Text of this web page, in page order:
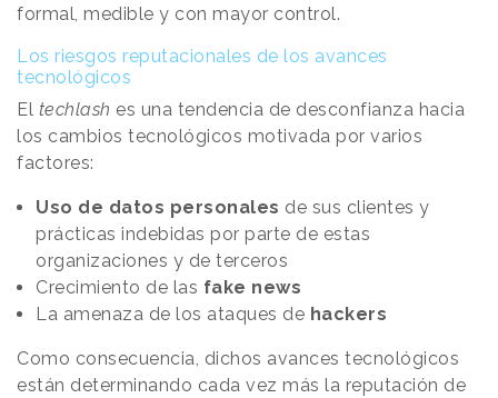
formal, medible y con mayor control.
Los riesgos reputacionales de los avances
tecnológicos
El techlash es una tendencia de desconfianza hacia
los cambios tecnológicos motivada por varios
factores:
Uso de datos personales de sus clientes y
prácticas indebidas por parte de estas
organizaciones y de terceros
Crecimiento de las fake news
La amenaza de los ataques de hackers
Como consecuencia, dichos avances tecnológicos
están determinando cada vez más la reputación de